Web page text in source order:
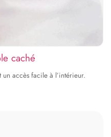
caché
un accès facile à l’intérieur.